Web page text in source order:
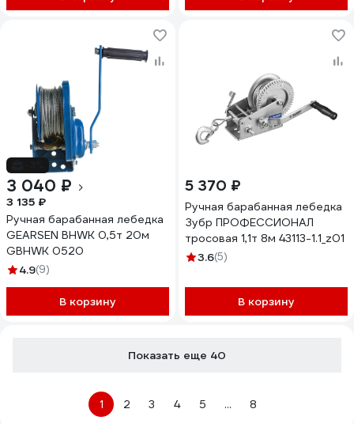
3 040 ₽
3 135 ₽
Ручная барабанная лебедка
GEARSEN BHWK 0,5т 20м
GBHWK 0520
4.9(9)
В корзину
5 370 ₽
Ручная барабанная лебедка
Зубр ПРОФЕССИОНАЛ
тросовая 1,1т 8м 43113-1.1_z01
3.6(5)
В корзину
Показать еще 40
1 2 3 4 5 ... 8